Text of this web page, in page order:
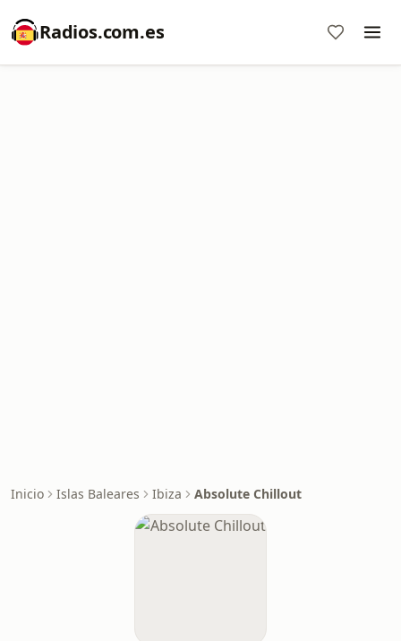
Radios.com.es
Inicio Islas Baleares Ibiza Absolute Chillout